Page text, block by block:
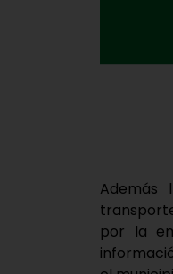
Además
por la